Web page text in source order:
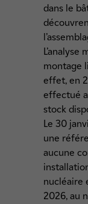
dans le
montage
effet, en
effectué
stock
Le 30
une
aucune
nucléaire
2026, au